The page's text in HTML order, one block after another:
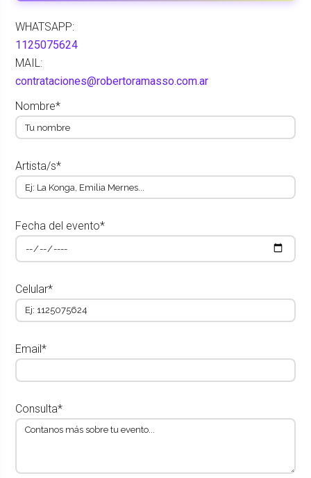
WHATSAPP:
1125075624
MAIL:
contrataciones@robertoramasso.com.ar
Nombre*
Artista/s*
Fecha del evento*
Celular*
Email*
Consulta*